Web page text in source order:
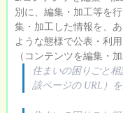
別に、編集・加工等を
集・加工した情報を、
ような態様で公表・利
（コンテンツを編集・
住まいの困りごと
該ページの URL）